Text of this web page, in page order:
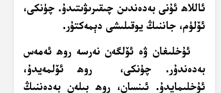
ئاللاھ ئۇنى بەدەندىن چىقىرىۋىتىدۇ. چۈنكى،
ئۆلۈم، جاننىڭ يوقىلىشى دېمەكتۇر.
ئۇخلىغان ۋە ئۆلگەن نەرسە روھ ئەمەس
بەدەندۇر. چۈنكى، روھ ئۆلمەيدۇ،
ئۇخلىمايدۇ. ئىنسان، روھ بىلەن بەدەننىڭ